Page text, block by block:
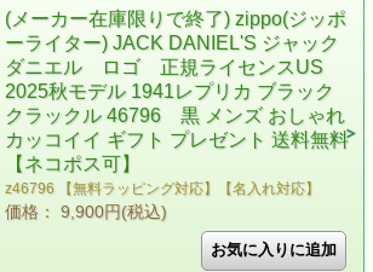
(メーカー在庫限りで終了) zippo(ジッポ
ーライター) JACK DANIEL'S ジャック
ダニエル ロゴ 正規ライセンスUS
2025秋モデル 1941レプリカ ブラック
クラックル 46796 黒 メンズ おしゃれ
カッコイイ ギフト プレゼント 送料無料
【ネコポス可】
z46796 【無料ラッピング対応】【名入れ対応】
価格： 9,900円(税込)